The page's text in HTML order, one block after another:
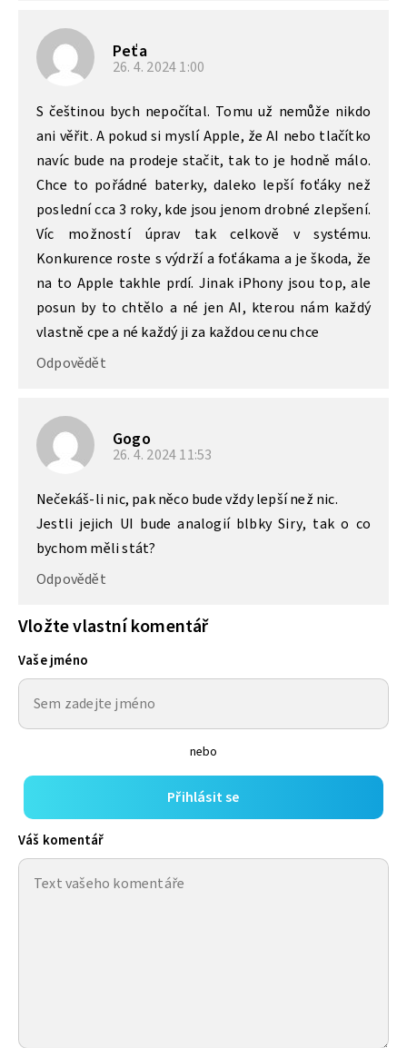
Peťa
26. 4. 20241:00
S češtinou bych nepočítal. Tomu už nemůže nikdo
ani věřit. A pokud si myslí Apple, že AI nebo tlačítko
navíc bude na prodeje stačit, tak to je hodně málo.
Chce to pořádné baterky, daleko lepší foťáky než
poslední cca 3 roky, kde jsou jenom drobné zlepšení.
Víc možností úprav tak celkově v systému.
Konkurence roste s výdrží a foťákama a je škoda, že
na to Apple takhle prdí. Jinak iPhony jsou top, ale
posun by to chtělo a né jen AI, kterou nám každý
vlastně cpe a né každý ji za každou cenu chce
Odpovědět
Gogo
26. 4. 202411:53
Nečekáš-li nic, pak něco bude vždy lepší než nic.
Jestli jejich UI bude analogií blbky Siry, tak o co
bychom měli stát?
Odpovědět
Vložte vlastní komentář
Vaše jméno
nebo
Přihlásit se
Váš komentář